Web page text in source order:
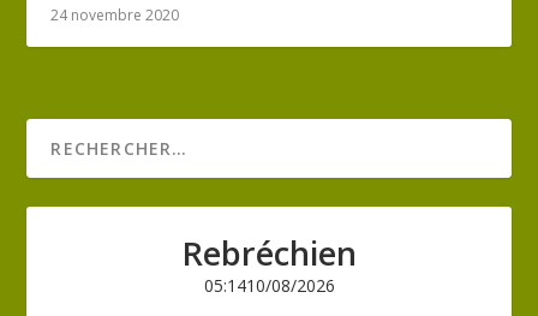
24 novembre 2020
Rebréchien
05:1410/08/2026